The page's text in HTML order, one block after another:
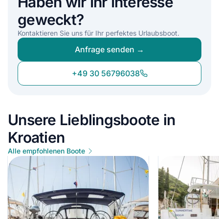
geweckt?
Kontaktieren Sie uns für Ihr perfektes Urlaubsboot.
Anfrage senden →
+49 30 56796038
Unsere Lieblingsboote in
Kroatien
Alle empfohlenen Boote